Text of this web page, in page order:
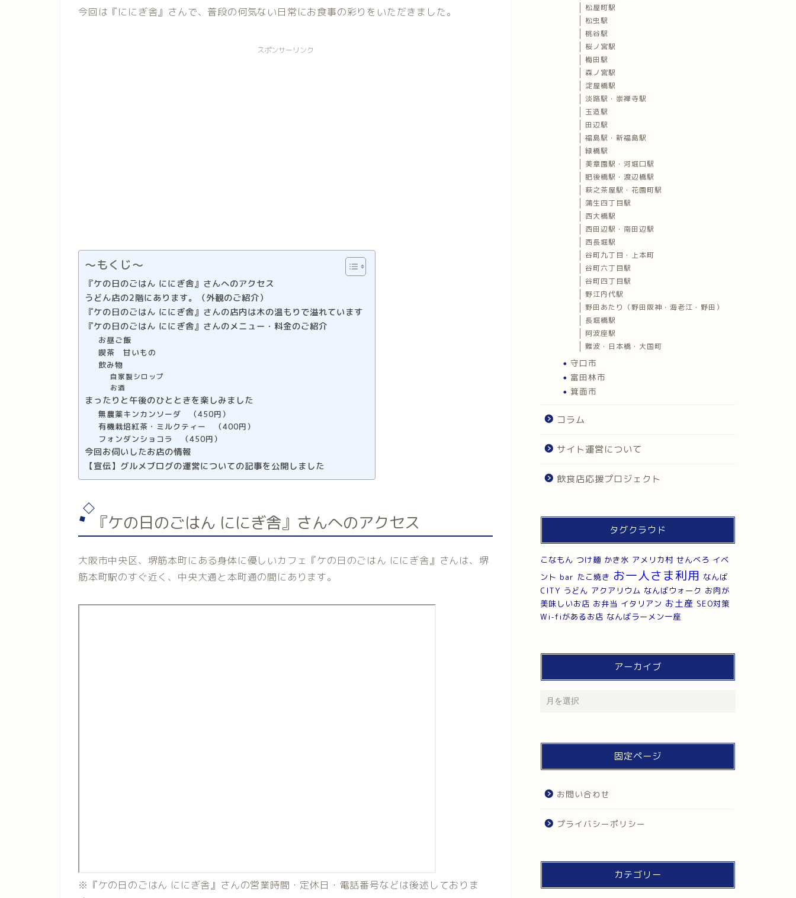
今回は『ににぎ舎』さんで、普段の何気ない日常にお食事の彩りをいただきました。
スポンサーリンク
〜もくじ〜
『ケの日のごはん ににぎ舎』さんへのアクセス
うどん店の2階にあります。（外観のご紹介）
『ケの日のごはん ににぎ舎』さんの店内は木の温もりで溢れています
『ケの日のごはん ににぎ舎』さんのメニュー・料金のご紹介
お昼ご飯
喫茶 甘いもの
飲み物
自家製シロップ
お酒
まったりと午後のひとときを楽しみました
無農薬キンカンソーダ （450円）
有機栽培紅茶・ミルクティー （400円）
フォンダンショコラ （450円）
今回お伺いしたお店の情報
【宣伝】グルメブログの運営についての記事を公開しました
『ケの日のごはん ににぎ舎』さんへのアクセス
大阪市中央区、堺筋本町にある身体に優しいカフェ『ケの日のごはん ににぎ舎』さんは、堺
筋本町駅のすぐ近く、中央大通と本町通の間にあります。
※『ケの日のごはん ににぎ舎』さんの営業時間・定休日・電話番号などは後述しておりま
松屋町駅
松虫駅
桃谷駅
桜ノ宮駅
梅田駅
森ノ宮駅
淀屋橋駅
淡路駅・崇禅寺駅
玉造駅
田辺駅
福島駅・新福島駅
緑橋駅
美章園駅・河堀口駅
肥後橋駅・渡辺橋駅
萩之茶屋駅・花園町駅
蒲生四丁目駅
西大橋駅
西田辺駅・南田辺駅
西長堀駅
谷町九丁目・上本町
谷町六丁目駅
谷町四丁目駅
野江内代駅
野田あたり（野田阪神・海老江・野田）
長堀橋駅
阿波座駅
難波・日本橋・大国町
守口市
富田林市
箕面市
コラム
サイト運営について
飲食店応援プロジェクト
タグクラウド
こなもん つけ麺 かき氷 アメリカ村 せんべろ イベ
ント bar たこ焼き お一人さま利用 なんば
CITY うどん アクアリウム なんばウォーク お肉が
美味しいお店 お弁当 イタリアン お土産 SEO対策
Wi-fiがあるお店 なんばラーメン一座
アーカイブ
固定ページ
お問い合わせ
プライバシーポリシー
カテゴリー